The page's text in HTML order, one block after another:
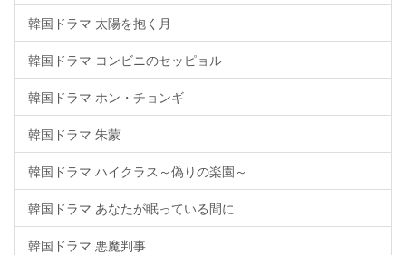
韓国ドラマ 太陽を抱く月
韓国ドラマ コンビニのセッピョル
韓国ドラマ ホン・チョンギ
韓国ドラマ 朱蒙
韓国ドラマ ハイクラス～偽りの楽園～
韓国ドラマ あなたが眠っている間に
韓国ドラマ 悪魔判事